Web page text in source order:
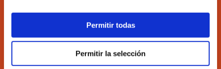
Permitir todas
Permitir la selección
Directorio
Aula Virtual
Formación